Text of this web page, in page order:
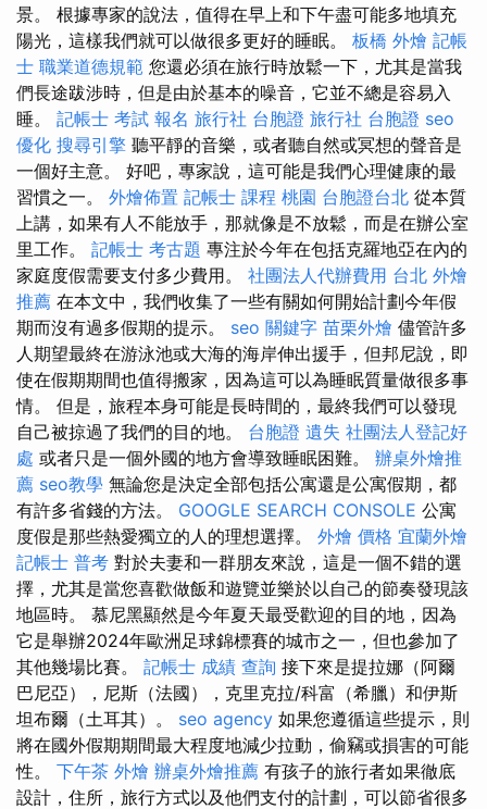
景。 根據專家的說法，值得在早上和下午盡可能多地填充
陽光，這樣我們就可以做很多更好的睡眠。 板橋 外燴 記帳
士 職業道德規範 您還必須在旅行時放鬆一下，尤其是當我
們長途跋涉時，但是由於基本的噪音，它並不總是容易入
睡。 記帳士 考試 報名 旅行社 台胞證 旅行社 台胞證 seo
優化 搜尋引擎 聽平靜的音樂，或者聽自然或冥想的聲音是
一個好主意。 好吧，專家說，這可能是我們心理健康的最
習慣之一。 外燴佈置 記帳士 課程 桃園 台胞證台北 從本質
上講，如果有人不能放手，那就像是不放鬆，而是在辦公室
里工作。 記帳士 考古題 專注於今年在包括克羅地亞在內的
家庭度假需要支付多少費用。 社團法人代辦費用 台北 外燴
推薦 在本文中，我們收集了一些有關如何開始計劃今年假
期而沒有過多假期的提示。 seo 關鍵字 苗栗外燴 儘管許多
人期望最終在游泳池或大海的海岸伸出援手，但邦尼說，即
使在假期期間也值得搬家，因為這可以為睡眠質量做很多事
情。 但是，旅程本身可能是長時間的，最終我們可以發現
自己被掠過了我們的目的地。 台胞證 遺失 社團法人登記好
處 或者只是一個外國的地方會導致睡眠困難。 辦桌外燴推
薦 seo教學 無論您是決定全部包括公寓還是公寓假期，都
有許多省錢的方法。 GOOGLE SEARCH CONSOLE 公寓
度假是那些熱愛獨立的人的理想選擇。 外燴 價格 宜蘭外燴
記帳士 普考 對於夫妻和一群朋友來說，這是一個不錯的選
擇，尤其是當您喜歡做飯和遊覽並樂於以自己的節奏發現該
地區時。 慕尼黑顯然是今年夏天最受歡迎的目的地，因為
它是舉辦2024年歐洲足球錦標賽的城市之一，但也參加了
其他幾場比賽。 記帳士 成績 查詢 接下來是提拉娜（阿爾
巴尼亞），尼斯（法國），克里克拉/科富（希臘）和伊斯
坦布爾（土耳其）。 seo agency 如果您遵循這些提示，則
將在國外假期期間最大程度地減少拉動，偷竊或損害的可能
性。 下午茶 外燴 辦桌外燴推薦 有孩子的旅行者如果徹底
設計，住所，旅行方式以及他們支付的計劃，可以節省很多